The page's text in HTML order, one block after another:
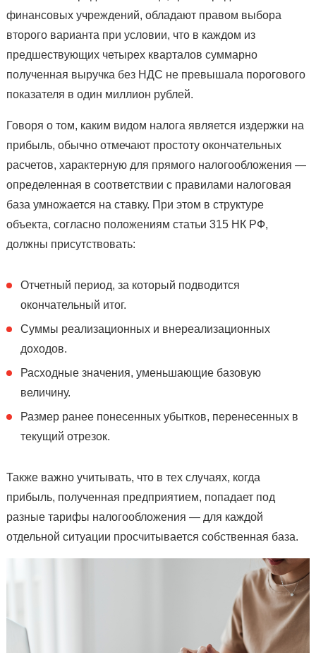
финансовых учреждений, обладают правом выбора
второго варианта при условии, что в каждом из
предшествующих четырех кварталов суммарно
полученная выручка без НДС не превышала порогового
показателя в один миллион рублей.
Говоря о том, каким видом налога является издержки на
прибыль, обычно отмечают простоту окончательных
расчетов, характерную для прямого налогообложения —
определенная в соответствии с правилами налоговая
база умножается на ставку. При этом в структуре
объекта, согласно положениям статьи 315 НК РФ,
должны присутствовать:
Отчетный период, за который подводится
окончательный итог.
Суммы реализационных и внереализационных
доходов.
Расходные значения, уменьшающие базовую
величину.
Размер ранее понесенных убытков, перенесенных в
текущий отрезок.
Также важно учитывать, что в тех случаях, когда
прибыль, полученная предприятием, попадает под
разные тарифы налогообложения — для каждой
отдельной ситуации просчитывается собственная база.